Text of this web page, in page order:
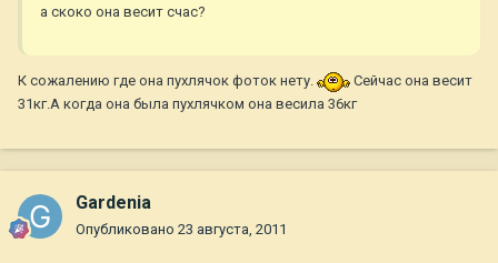
а скоко она весит счас?
К сожалению где она пухлячок фоток нету.
Сейчас она весит
31кг.А когда она была пухлячком она весила 36кг
Gardenia
Опубликовано 23 августа, 2011